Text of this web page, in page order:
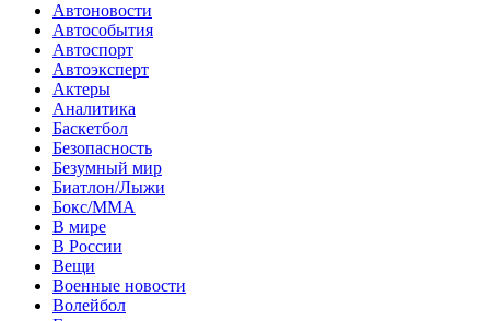
Автоновости
Автособытия
Автоспорт
Автоэксперт
Актеры
Аналитика
Баскетбол
Безопасность
Безумный мир
Биатлон/Лыжи
Бокс/MMA
В мире
В России
Вещи
Военные новости
Волейбол